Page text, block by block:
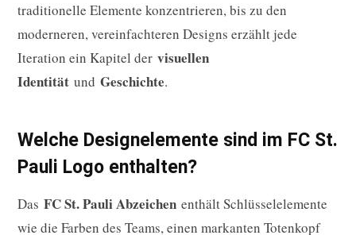
traditionelle Elemente konzentrieren, bis zu den
moderneren, vereinfachteren Designs erzählt jede
Iteration ein Kapitel der visuellen
Identität und Geschichte.
Welche Designelemente sind im FC St.
Pauli Logo enthalten?
Das FC St. Pauli Abzeichen enthält Schlüsselelemente
wie die Farben des Teams, einen markanten Totenkopf